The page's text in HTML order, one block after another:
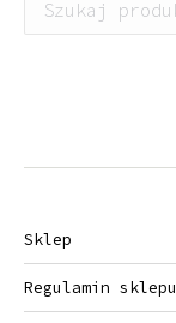
Sklep
Regulamin sklepu